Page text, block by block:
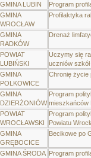
GMINA LUBIN
Program
GMINA
WROCŁAW
Profilaktyka
GMINA
RADKÓW
Drenaż
POWIAT
LUBIŃSKI
Uczymy się
uczniów
GMINA
POLKOWICE
Chronię życie
GMINA
DZIERŻONIÓW
Program
mieszkańców
POWIAT
WROCŁAWSKI
Program
Powiatu
GMINA
GRĘBOCICE
Becikowe po
GMINA ŚRODA Program